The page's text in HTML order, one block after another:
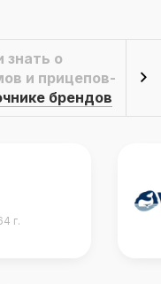
знать о
и прицепов-
брендов
г.